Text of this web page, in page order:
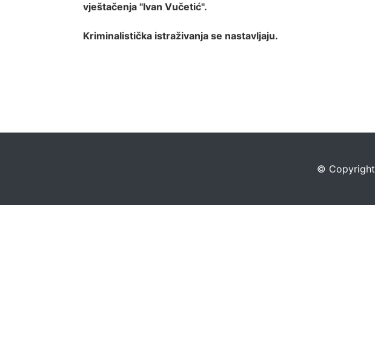
vještačenja "Ivan Vučetić".
Kriminalistička istraživanja se nastavljaju.
©️